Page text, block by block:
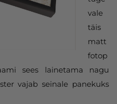
vale
täis
matt
fotop
sees lainetama nagu
vajab seinale panekuks